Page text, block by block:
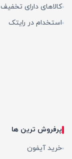
کالاهای دارای تخفیف
استخدام در رایتک
پرفروش ترین ها
خرید آیفون